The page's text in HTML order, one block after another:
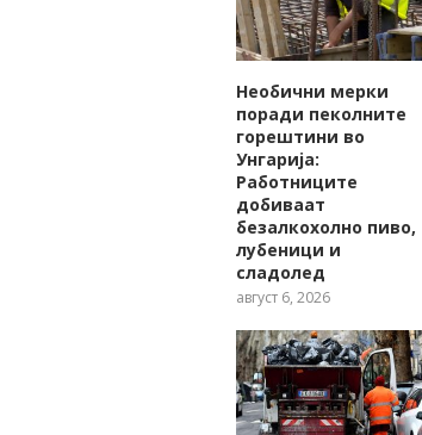
Необични мерки
поради пеколните
горештини во
Унгарија:
Работниците
добиваат
безалкохолно пиво,
лубеници и
сладолед
август 6, 2026